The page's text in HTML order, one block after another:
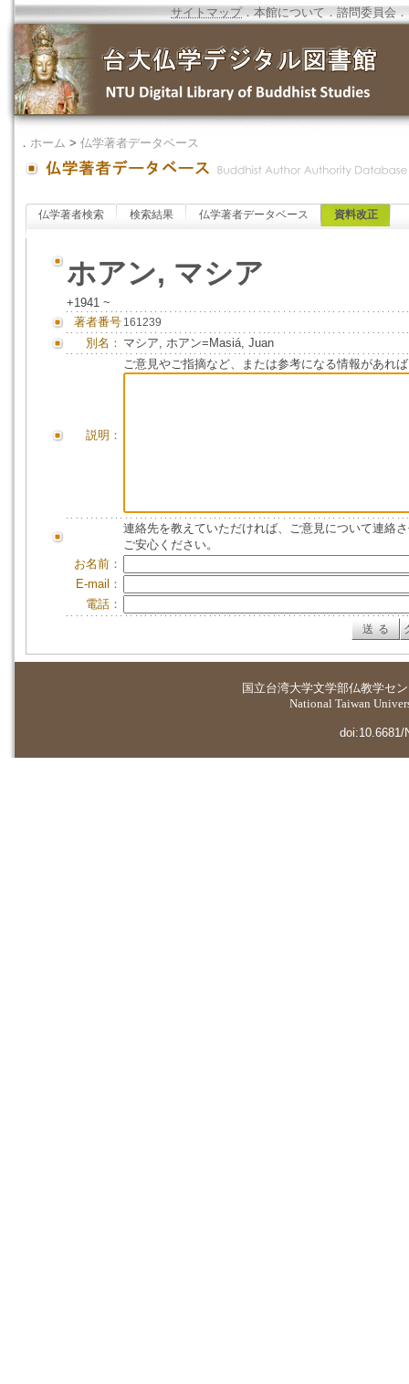
サイトマップ．本館について ．諮問委員会 ．
． ホーム > 仏学著者データベース
仏学著者検索 検索結果 仏学著者データベース 資料改正
ホアン, マシア
+1941 ~
著者番号 161239
別名： マシア, ホアン=Masiá, Juan
説明：
ご意見やご指摘など、または参考になる情報があれ
連絡先を教えていただければ、ご意見について連絡
ご安心ください。
お名前：
E-mail：
電話：
国立台湾大学文学部仏教学セ
National Taiwan
doi:10.6681/